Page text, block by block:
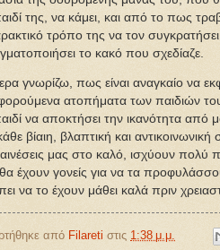
της, να κάμει, και από το πως
τρόπο της να τον
το κακό που σχεδίαζε.
γνωρίζω, πως είναι αναγκαίο να
ατοπήματα των παιδιών του
να αποκτήσει την ικανότητα από
βίαιη, βλαπτική και
μας στο καλό, ισχύουν πολύ
έχουν γονείς για να τα
να το έχουν μάθει καλά πριν
από Filareti στις 1:38 μ.μ.